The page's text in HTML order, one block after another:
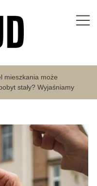
mieszkania może
stały? Wyjaśniamy